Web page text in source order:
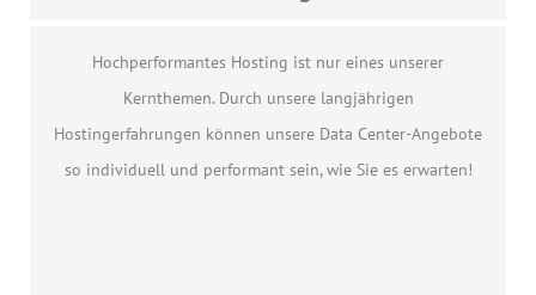
Hochperformantes Hosting ist nur eines unserer
Kernthemen. Durch unsere langjährigen
Hostingerfahrungen können unsere Data Center-Angebote
so individuell und performant sein, wie Sie es erwarten!